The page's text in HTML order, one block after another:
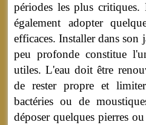
périodes les plus critiques.
également adopter
efficaces. Installer dans son
peu profonde constitue
utiles. L'eau doit être
de rester propre et
bactéries ou de
déposer quelques pierres